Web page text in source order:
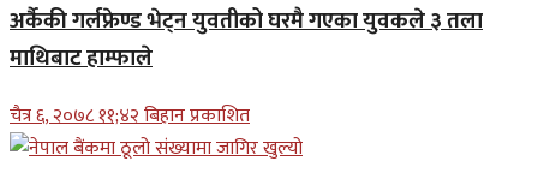
अर्कैकी गर्लफ्रेण्ड भेट्न युवतीको घरमै गएका युवकले ३ तला
माथिबाट हाम्फाले
चैत्र ६, २०७८ ११;४२ बिहान प्रकाशित